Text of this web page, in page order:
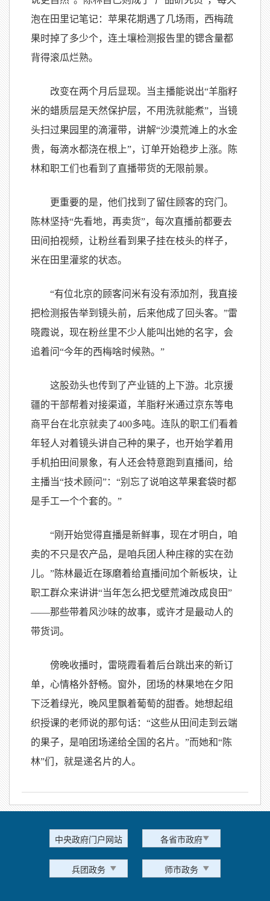
泡在田里记笔记：苹果花期遇了几场雨，西梅疏
果时掉了多少个，连土壤检测报告里的锶含量都
背得滚瓜烂熟。
改变在两个月后显现。当主播能说出“羊脂籽
米的蜡质层是天然保护层，不用洗就能煮”，当镜
头扫过果园里的滴灌带，讲解“沙漠荒滩上的水金
贵，每滴水都浇在根上”，订单开始稳步上涨。陈
林和职工们也看到了直播带货的无限前景。
更重要的是，他们找到了留住顾客的窍门。
陈林坚持“先看地，再卖货”，每次直播前都要去
田间拍视频，让粉丝看到果子挂在枝头的样子，
米在田里灌浆的状态。
“有位北京的顾客问米有没有添加剂，我直接
把检测报告举到镜头前，后来他成了回头客。”雷
晓霞说，现在粉丝里不少人能叫出她的名字，会
追着问“今年的西梅啥时候熟。”
这股劲头也传到了产业链的上下游。北京援
疆的干部帮着对接渠道，羊脂籽米通过京东等电
商平台在北京就卖了400多吨。连队的职工们看着
年轻人对着镜头讲自己种的果子，也开始学着用
手机拍田间景象，有人还会特意跑到直播间，给
主播当“技术顾问”：“别忘了说咱这苹果套袋时都
是手工一个个套的。”
“刚开始觉得直播是新鲜事，现在才明白，咱
卖的不只是农产品，是咱兵团人种庄稼的实在劲
儿。”陈林最近在琢磨着给直播间加个新板块，让
职工群众来讲讲“当年怎么把戈壁荒滩改成良田”
——那些带着风沙味的故事，或许才是最动人的
带货词。
傍晚收播时，雷晓霞看着后台跳出来的新订
单，心情格外舒畅。窗外，团场的林果地在夕阳
下泛着绿光，晚风里飘着葡萄的甜香。她想起组
织授课的老师说的那句话：“这些从田间走到云端
的果子，是咱团场递给全国的名片。”而她和“陈
林”们，就是递名片的人。
中央政府门户网站 各省市政府
兵团政务 师市政务